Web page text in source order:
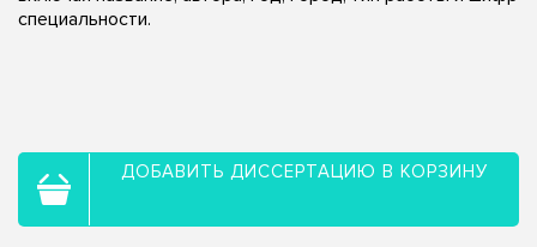
специальности.
ДОБАВИТЬ ДИССЕРТАЦИЮ В КОРЗИНУ